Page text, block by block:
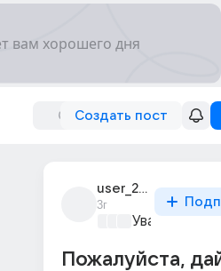
Создать пост
user_287451732
3г
Уважаемый
Пожалуйста,